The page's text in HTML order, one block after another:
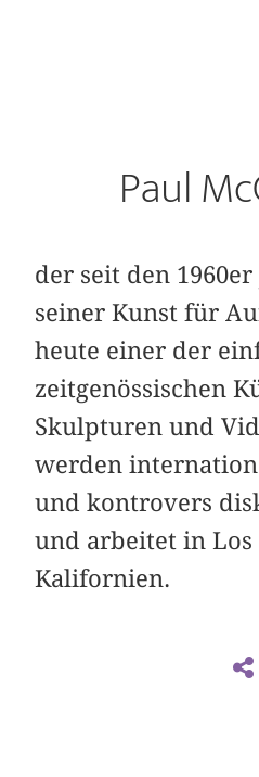
Paul
der seit den
seiner Kunst für
heute einer der
zeitgenössischen
Skulpturen und
werden
und kontrovers
und arbeitet in Los
Kalifornien.